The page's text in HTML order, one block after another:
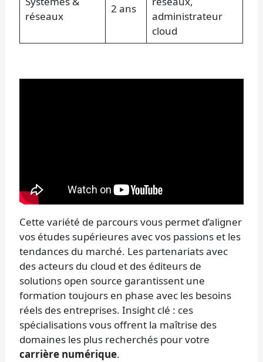
réseaux
2 ans
administrateur
cloud
Cette variété de parcours vous permet d’aligner
vos études supérieures avec vos passions et les
tendances du marché. Les partenariats avec
des acteurs du cloud et des éditeurs de
solutions open source garantissent une
formation toujours en phase avec les besoins
réels des entreprises. Insight clé : ces
spécialisations vous offrent la maîtrise des
domaines les plus recherchés pour votre
carrière numérique.